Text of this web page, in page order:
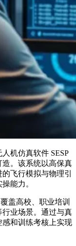
机仿真软件 SESP
。该系统以高保真
飞行模拟与物理引
能力。
盖高校、职业培训
业场景。通过与真
和训练考核上实现